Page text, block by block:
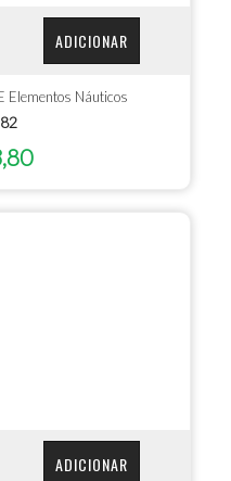
ADICIONAR
Elementos Náuticos
ADICIONAR